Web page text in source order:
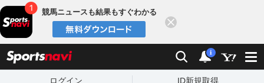
競馬ニュースも結果もすぐわかる
検索 通知
i
ログイン ID新規取得